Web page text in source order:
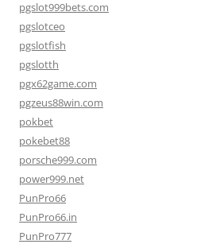
pgslot999bets.com
pgslotceo
pgslotfish
pgslotth
pgx62game.com
pgzeus88win.com
pokbet
pokebet88
porsche999.com
power999.net
PunPro66
PunPro66.in
PunPro777